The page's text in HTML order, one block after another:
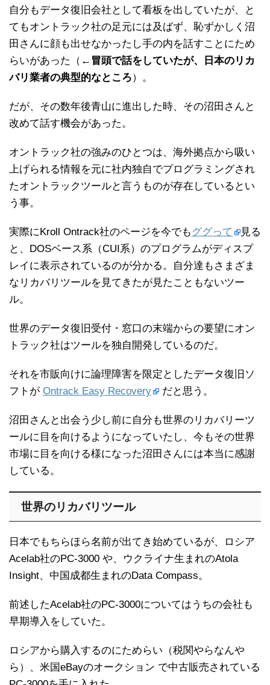
自分もデータ復旧会社として看板を出していたが、と
てもオントラック社の足元には及ばず、恥ずかしく沼
田さんに顔も出せなかったし手の内を話すことにため
らいがあった（← 冒頭で話をしていたが、日本のリカ
バリ業者の典型的なところ）。
だが、その数年後青山に進出した時、その沼田さんと
改めて話す機会があった。
オントラック社の強みのひとつは、海外拠点から吸い
上げられる情報を元に社内独自でプログラミングされ
たオントラックツールと言うものが存在しているとい
う事。
実際にKroll Ontrack社のページを今でも ググって
見る
と、DOSベース系（CUI系）のプログラムがディスプ
レイに表示されているのが分かる。自分達もさまざま
なリカバリツールを見てきたが見たこともないツー
ル。
世界のデータ復旧受付・窓口の末端からの要望にオン
トラック社はツールを独自開発しているのだ。
それを市販向けに論理障害を限定としたデータ復旧ソ
フトが Ontrack Easy Recovery だと思う。
沼田さんと出会う少し前に自分も世界のリカバリーツ
ールに目を向けるようになっていたし、今もその世界
市場に目を向ける様になった沼田さんには本当に感謝
している。
世界のリカバリツール
日本でもちらほら名前が出てき始めているが、ロシア
Acelab社のPC-3000 や、ウクライナ生まれのAtola
Insight、中国成都生まれのData Compass。
前述したAcelab社のPC-3000についてはうちの会社も
早期導入をしていた。
ロシアから購入するのにためらい（税関やらなんや
ら）、米国eBayのオークション で中古販売されている